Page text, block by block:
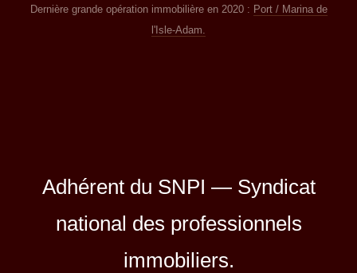
Dernière grande opération immobilière en 2020 : Port / Marina de
l'Isle-Adam.
Adhérent du SNPI — Syndicat
national des professionnels
immobiliers.